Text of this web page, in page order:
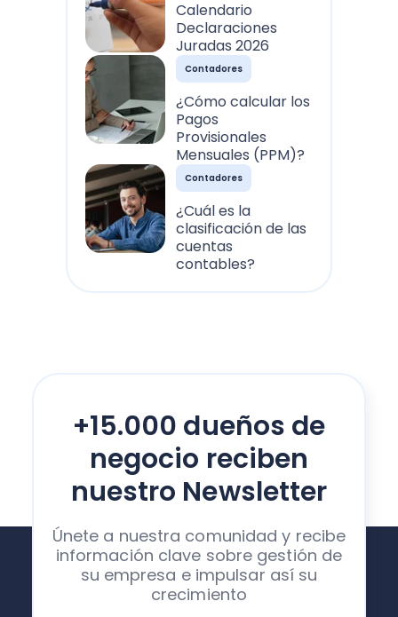
Calendario
Declaraciones
Juradas 2026
Contadores
¿Cómo calcular los
Pagos
Provisionales
Mensuales (PPM)?
Contadores
¿Cuál es la
clasificación de las
cuentas
contables?
+15.000 dueños de
negocio reciben
nuestro Newsletter
Únete a nuestra comunidad y recibe
información clave sobre gestión de
su empresa e impulsar así su
crecimiento